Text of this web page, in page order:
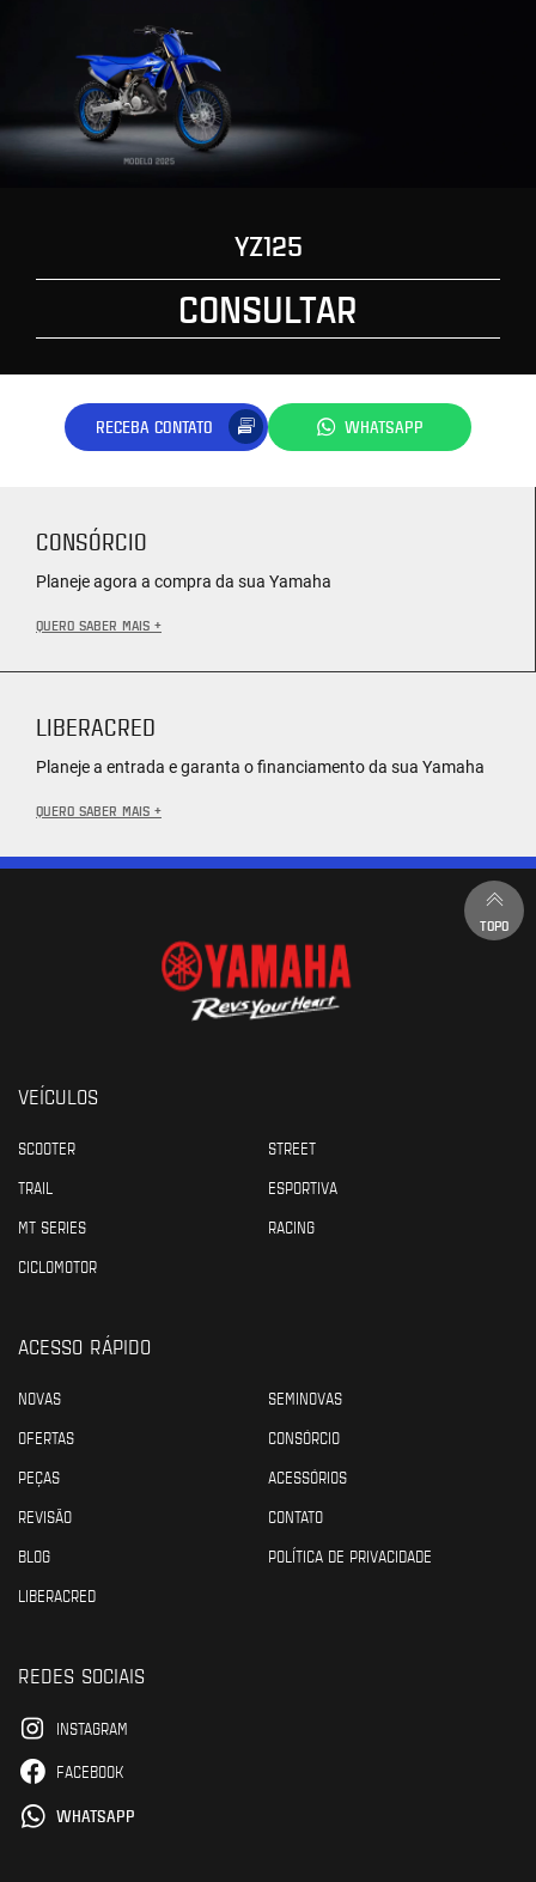
YZ125
CONSULTAR
RECEBA CONTATO WHATSAPP
CONSÓRCIO
Planeje agora a compra da sua Yamaha
QUERO SABER MAIS +
LIBERACRED
Planeje a entrada e garanta o financiamento da sua Yamaha
QUERO SABER MAIS +
TOPO
VEÍCULOS
SCOOTER
STREET
TRAIL
ESPORTIVA
MT SERIES
RACING
CICLOMOTOR
ACESSO RÁPIDO
NOVAS
SEMINOVAS
OFERTAS
CONSÓRCIO
PEÇAS
ACESSÓRIOS
REVISÃO
CONTATO
BLOG
POLÍTICA DE PRIVACIDADE
LIBERACRED
REDES SOCIAIS
INSTAGRAM
FACEBOOK
WHATSAPP